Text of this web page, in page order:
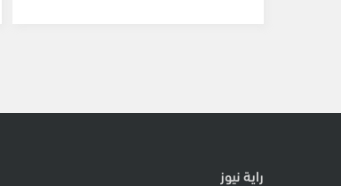
راية نيوز